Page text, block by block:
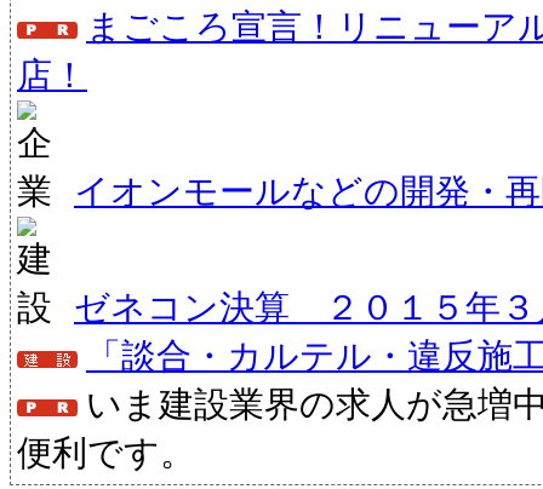
まごころ宣言！リニューア
店！
イオンモールなどの開発・
ゼネコン決算 ２０１５年
「談合・カルテル・違反施
いま建設業界の求人が急増
便利です。